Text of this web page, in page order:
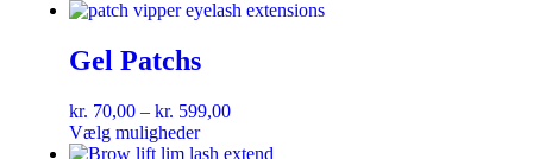
Gel Patchs
kr. 70,00 – kr. 599,00
Vælg muligheder